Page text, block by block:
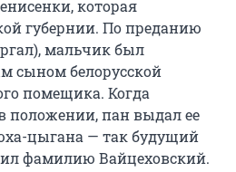
которая
губернии. По преданию
мальчик был
сыном белорусской
помещика. Когда
положении, пан выдал ее
цыгана — так будущий
фамилию Вайцеховский.